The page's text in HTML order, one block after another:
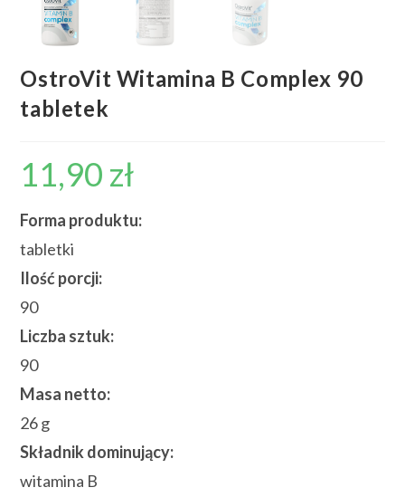
OstroVit Witamina B Complex 90
tabletek
11,90 zł
Forma produktu:
tabletki
Ilość porcji:
90
Liczba sztuk:
90
Masa netto:
26 g
Składnik dominujący:
witamina B